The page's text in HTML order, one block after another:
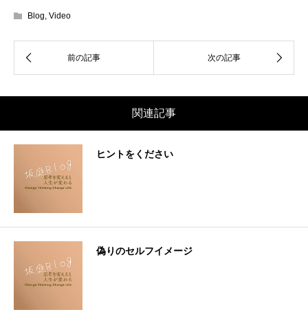
Blog, Video
関連記事
ヒントをください
偽りのセルフイメージ